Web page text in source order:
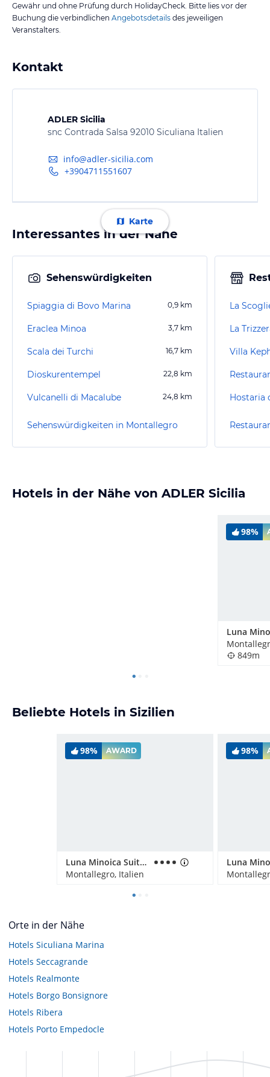
Gewähr und ohne Prüfung durch HolidayCheck. Bitte lies vor der
Buchung die verbindlichen Angebotsdetails des jeweiligen
Veranstalters.
Kontakt
ADLER Sicilia
snc Contrada Salsa 92010 Siculiana Italien
info@adler-sicilia.com
+3904711551607
Karte
Interessantes in der Nähe
Sehenswürdigkeiten
Spiaggia di Bovo Marina 0,9 km
Eraclea Minoa 3,7 km
Scala dei Turchi 16,7 km
Dioskurentempel 22,8 km
Vulcanelli di Macalube 24,8 km
Sehenswürdigkeiten in Montallegro
La
La
Villa
Hostaria
Hotels in der Nähe von ADLER Sicilia
98%
849m
Beliebte Hotels in Sizilien
98% AWARD
Luna Minoica Suites and Apartments
Montallegro, Italien
98%
Orte in der Nähe
Hotels Siculiana Marina
Hotels Seccagrande
Hotels Realmonte
Hotels Borgo Bonsignore
Hotels Ribera
Hotels Porto Empedocle